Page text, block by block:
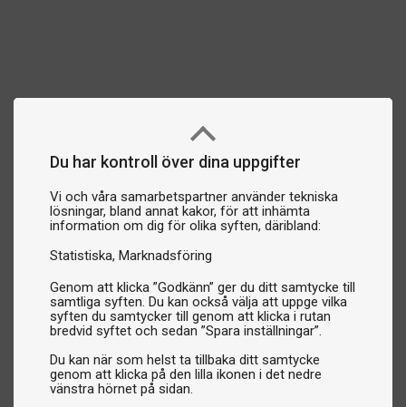
Du har kontroll över dina uppgifter
Vi och våra samarbetspartner använder tekniska
lösningar, bland annat kakor, för att inhämta
information om dig för olika syften, däribland:
Statistiska Marknadsföring
Genom att klicka ”Godkänn” ger du ditt samtycke till
samtliga syften. Du kan också välja att uppge vilka
syften du samtycker till genom att klicka i rutan
bredvid syftet och sedan ”Spara inställningar”.
Du kan när som helst ta tillbaka ditt samtycke
genom att klicka på den lilla ikonen i det nedre
vänstra hörnet på sidan.